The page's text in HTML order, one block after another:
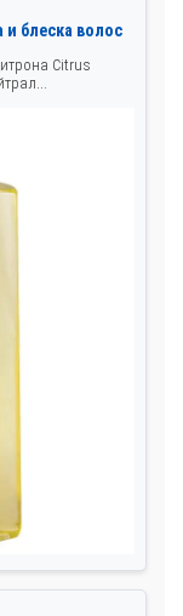
блеска волос
Citrus